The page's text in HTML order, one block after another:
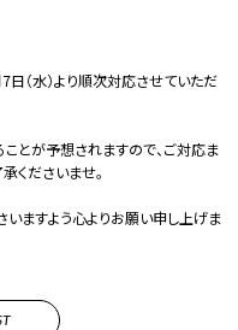
（水）より順次対応させていただ
とが予想されますので、ご対応ま
くださいませ。
いますよう心よりお願い申し上げま